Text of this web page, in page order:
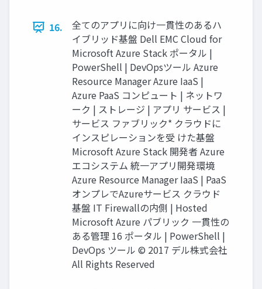
16.
全てのアプリに向け⼀貫性のあるハ
イブリッド基盤 Dell EMC Cloud for
Microsoft Azure Stack ポータル |
PowerShell | DevOpsツール Azure
Resource Manager Azure IaaS |
Azure PaaS コンピュート | ネットワ
ーク | ストレージ | アプリ サービス |
サービス ファブリック* クラウドに
インスピレーションを受 けた基盤
Microsoft Azure Stack 開発者 Azure
エコシステム 統⼀アプリ開発環境
Azure Resource Manager IaaS | PaaS
オンプレでAzureサービス クラウド
基盤 IT Firewallの内側 | Hosted
Microsoft Azure パブリック ⼀貫性の
ある管理 16 ポータル | PowerShell |
DevOps ツール © 2017 デル株式会社
All Rights Reserved